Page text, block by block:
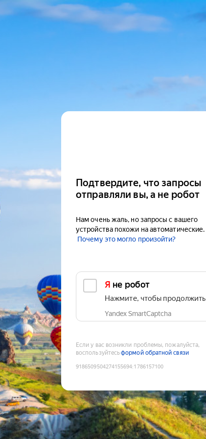
Подтвердите, что запросы
отправляли вы, а не робот
Нам очень жаль, но запросы с вашего
устройства похожи на автоматические.
Почему это могло произойти?
Я не робот
Нажмите, чтобы продолжить
Yandex SmartCaptcha
Если у вас возникли проблемы, пожалуйста,
воспользуйтесьформой обратной связи
9186509504274155694:1786157100